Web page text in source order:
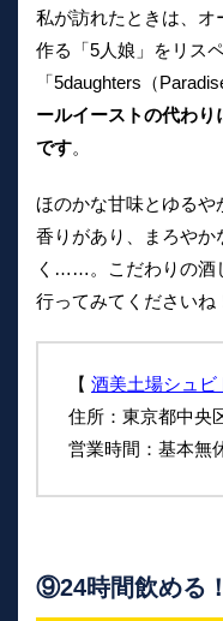
私が訪れたときは、
作る「5人娘」をリス
「5daughters（
ールイーストの代わ
です。
ほのかな甘味とゆるや
香りがあり、まろやか
く……。こだわりの酒
行ってみてくださいね
【 酒美土場シュビ
住所：東京都中央
営業時間：基本無
⑨24時間飲める